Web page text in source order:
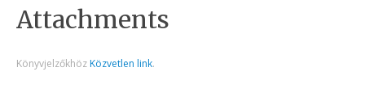
Attachments
Könyvjelzőkhöz Közvetlen link.